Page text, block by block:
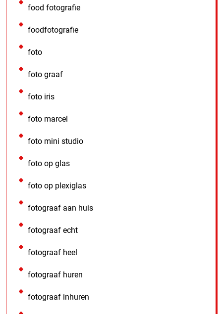
food fotografie
foodfotografie
foto
foto graaf
foto iris
foto marcel
foto mini studio
foto op glas
foto op plexiglas
fotograaf aan huis
fotograaf echt
fotograaf heel
fotograaf huren
fotograaf inhuren